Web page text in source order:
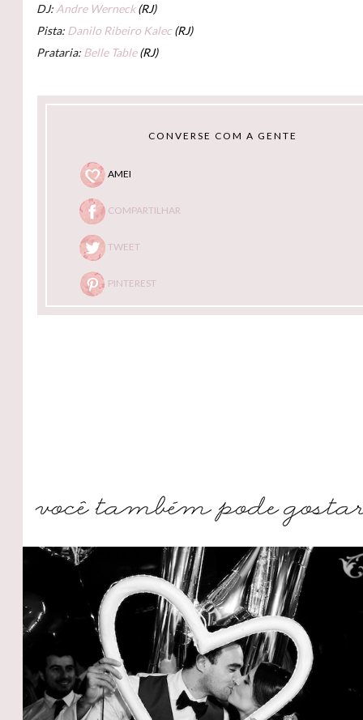
DJ: Andre Werneck(RJ)
Pista: Danilo Ribeiro Kalec(RJ)
Prataria: Belle Table(RJ)
CONVERSE COM A GENTE
AMEI
COMPARTILHAR
TWEET
PINTEREST